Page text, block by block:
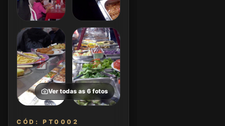
Ver todas as 6 fotos
CÓD: PT0002